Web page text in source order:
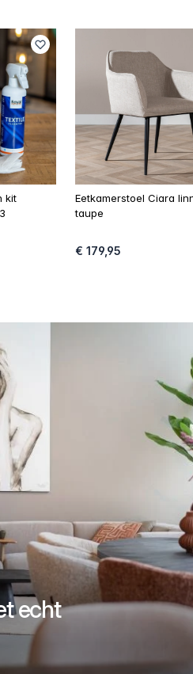
kit
Eetkamerstoel Ciara
taupe
€ 179,95
echt